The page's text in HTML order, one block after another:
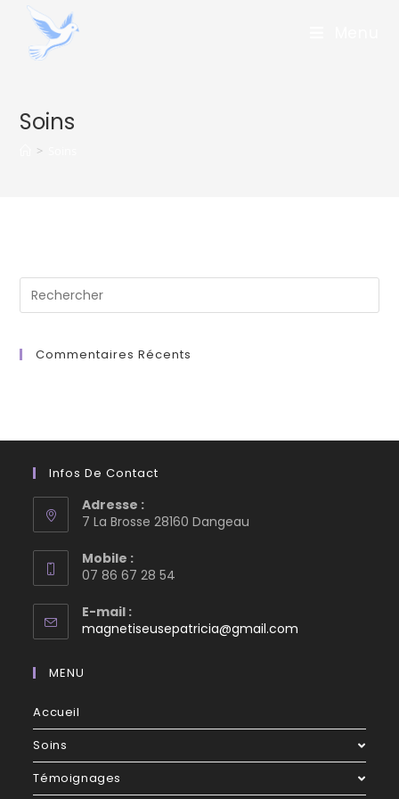
Soins
>
Commentaires Récents
Infos De Contact
Adresse :
7 La Brosse 28160 Dangeau
Mobile :
07 86 67 28 54
E-mail :
magnetiseusepatricia@gmail.com
MENU
Accueil
Soins
Témoignages